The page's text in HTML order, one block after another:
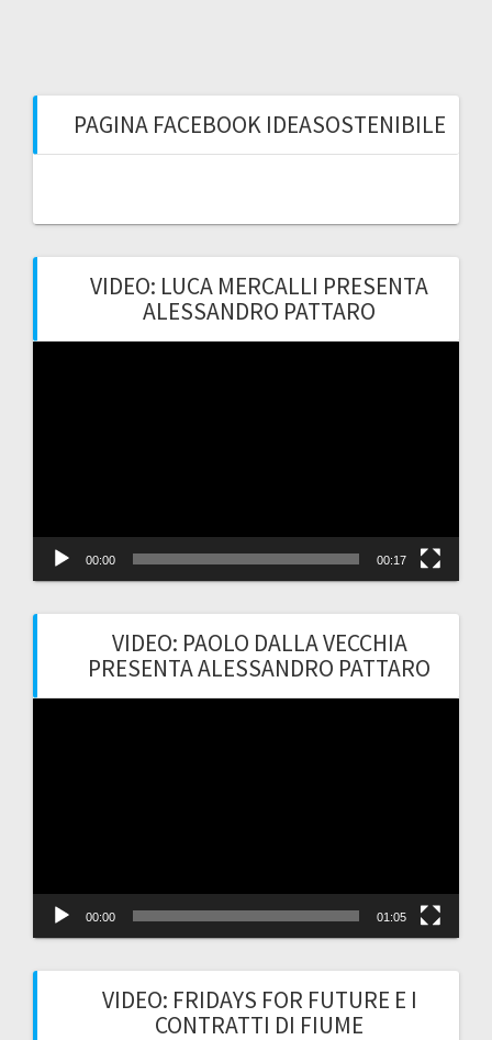
PAGINA FACEBOOK IDEASOSTENIBILE
VIDEO: LUCA MERCALLI PRESENTA
ALESSANDRO PATTARO
00:00 00:17
VIDEO: PAOLO DALLA VECCHIA
PRESENTA ALESSANDRO PATTARO
00:00 01:05
VIDEO: FRIDAYS FOR FUTURE E I
CONTRATTI DI FIUME